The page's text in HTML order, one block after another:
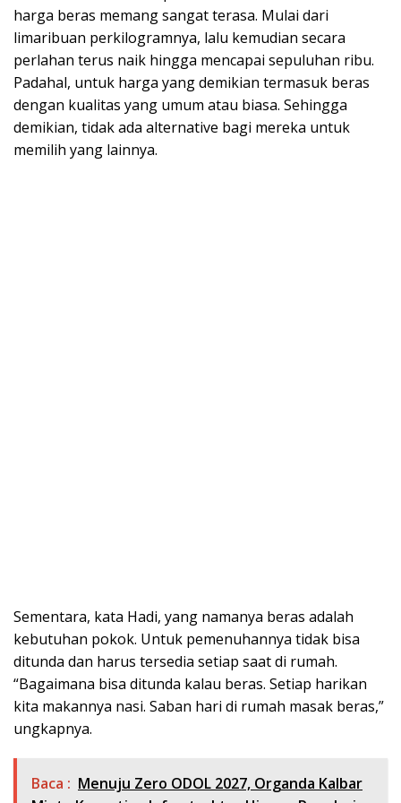
harga beras memang sangat terasa. Mulai dari
limaribuan perkilogramnya, lalu kemudian secara
perlahan terus naik hingga mencapai sepuluhan ribu.
Padahal, untuk harga yang demikian termasuk beras
dengan kualitas yang umum atau biasa. Sehingga
demikian, tidak ada alternative bagi mereka untuk
memilih yang lainnya.
Sementara, kata Hadi, yang namanya beras adalah
kebutuhan pokok. Untuk pemenuhannya tidak bisa
ditunda dan harus tersedia setiap saat di rumah.
“Bagaimana bisa ditunda kalau beras. Setiap harikan
kita makannya nasi. Saban hari di rumah masak beras,”
ungkapnya.
Baca : Menuju Zero ODOL 2027, Organda Kalbar